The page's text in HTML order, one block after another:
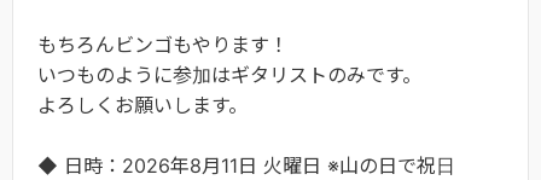
もちろんビンゴもやります！
いつものように参加はギタリストのみです。
よろしくお願いします。
◆ 日時：2026年8月11日 火曜日 ※山の日で祝日